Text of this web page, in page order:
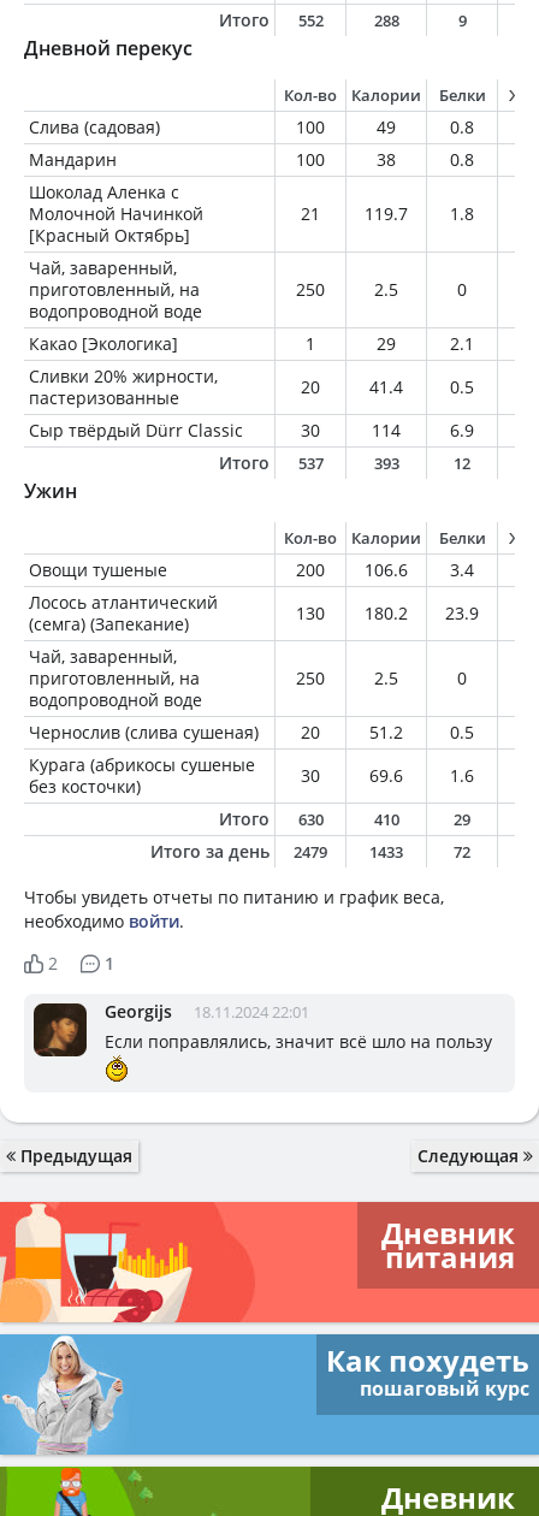
Итого 552 288 9
Дневной перекус
Кол-во Калории Белки
Слива (садовая) 100 49 0.8
Мандарин
100 38 0.8
Шоколад Аленка с
Молочной Начинкой
[Красный Октябрь]
21 119.7 1.8
Чай, заваренный,
приготовленный, на
водопроводной воде
250 2.5 0
Какао [Экологика] 1 29 2.1
Сливки 20% жирности,
пастеризованные
20 41.4 0.5
Сыр твёрдый Dürr Classic
30 114 6.9
Итого
537 393 12
Ужин
Кол-во Калории Белки
Овощи тушеные 200 106.6 3.4
Лосось атлантический
(семга) (Запекание)
130 180.2 23.9
Чай, заваренный,
приготовленный, на
водопроводной воде
250 2.5 0
Чернослив (слива сушеная) 20 51.2 0.5
Курага (абрикосы сушеные
без косточки)
30 69.6 1.6
Итого
630 410 29
Итого за день 2479 1433 72
Чтобы увидеть отчеты по питанию и график веса,
необходимо войти.
2
1
Georgijs 18.11.2024 22:01
Если поправлялись, значит всё шло на пользу
Предыдущая Следующая
Дневник
питания
Как похудеть
пошаговый курс
Дневник